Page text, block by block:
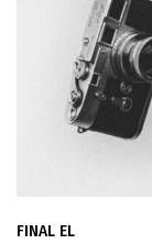
FINAL EL